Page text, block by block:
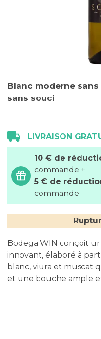
to
the
the
images
Blanc moderne
sans souci
LIVRAISON
10 € de
commande +
5 € de
commande
Bodega WIN conçoit
innovant, élaboré à
blanc, viura et muscat
et une bouche ample